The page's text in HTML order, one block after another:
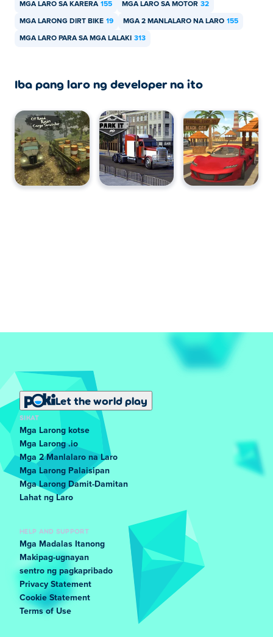
MGA LARO SA KARERA 155 MGA LARO SA MOTOR 32
MGA LARONG DIRT BIKE 19 MGA 2 MANLALARO NA LARO 155
MGA LARO PARA SA MGA LALAKI 313
Iba pang laro ng developer na ito
Let the world play
SIKAT
Mga Larong kotse
Mga Larong .io
Mga 2 Manlalaro na Laro
Mga Larong Palaisipan
Mga Larong Damit-Damitan
Lahat ng Laro
HELP AND SUPPORT
Mga Madalas Itanong
Makipag-ugnayan
sentro ng pagkapribado
Privacy Statement
Cookie Statement
Terms of Use